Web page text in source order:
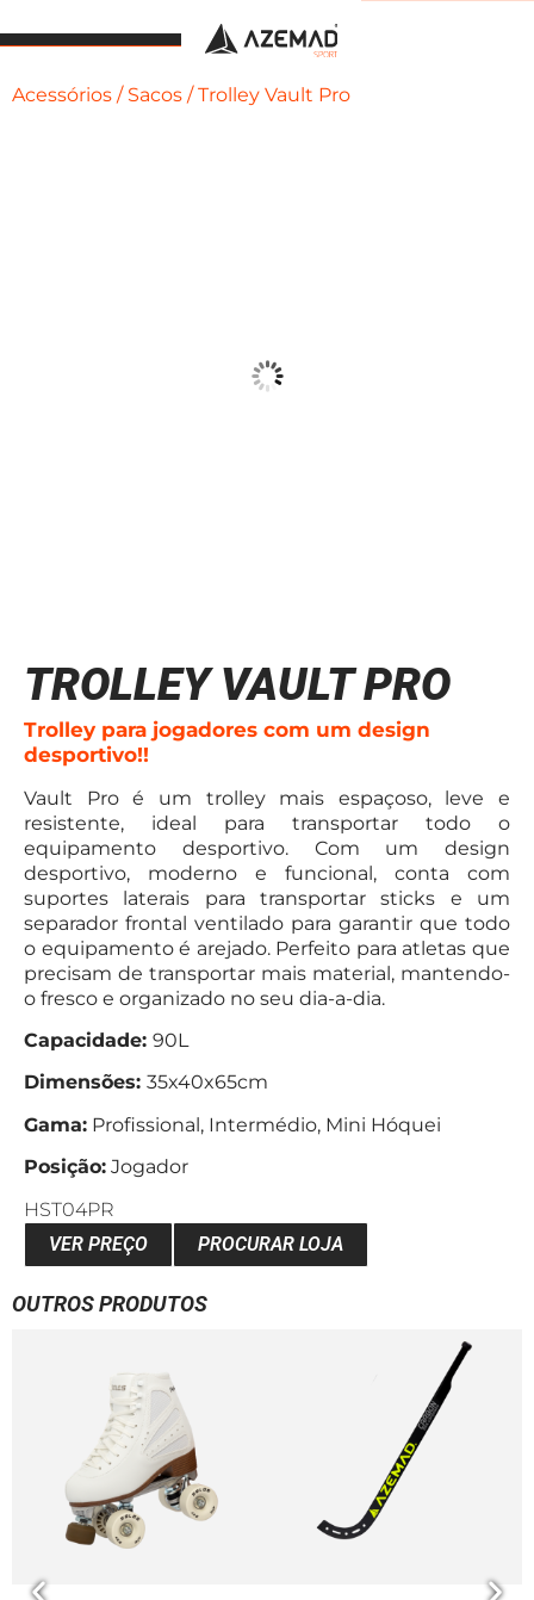
Acessórios / Sacos / Trolley Vault Pro
TROLLEY VAULT PRO
Trolley para jogadores com um design
desportivo!!
Vault Pro é um trolley mais espaçoso, leve e
resistente, ideal para transportar todo o
equipamento desportivo. Com um design
desportivo, moderno e funcional, conta com
suportes laterais para transportar sticks e um
separador frontal ventilado para garantir que todo
o equipamento é arejado. Perfeito para atletas que
precisam de transportar mais material, mantendo-
o fresco e organizado no seu dia-a-dia.
Capacidade: 90L
Dimensões: 35x40x65cm
Gama: Profissional, Intermédio, Mini Hóquei
Posição: Jogador
HST04PR
VER PREÇO
PROCURAR LOJA
OUTROS PRODUTOS